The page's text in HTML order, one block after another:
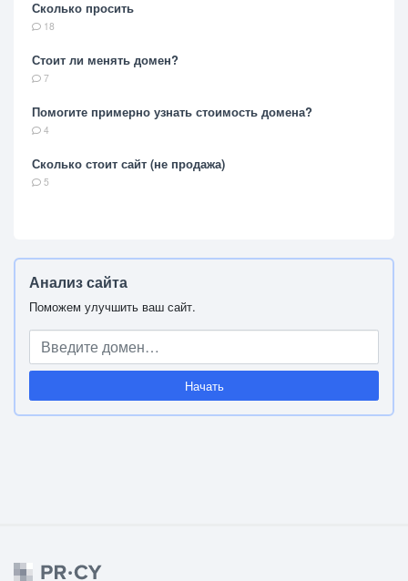
Сколько просить
18
Стоит ли менять домен?
7
Помогите примерно узнать стоимость домена?
4
Сколько стоит сайт (не продажа)
5
Анализ сайта
Поможем улучшить ваш сайт.
Начать